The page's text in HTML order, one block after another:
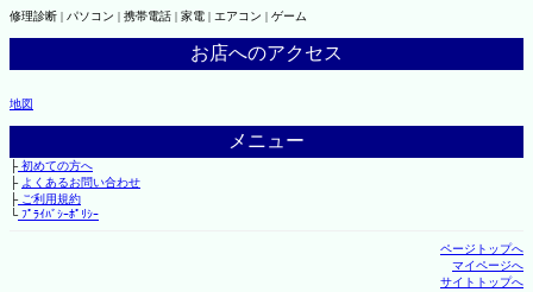
修理診断 | パソコン | 携帯電話 | 家電 | エアコン | ゲーム
お店へのアクセス
地図
メニュー
├初めての方へ
├ よくあるお問い合わせ
├ご利用規約
└ﾌﾟﾗｲﾊﾞｼｰﾎﾟﾘｼｰ
ページトップへ
マイページへ
サイトトップへ